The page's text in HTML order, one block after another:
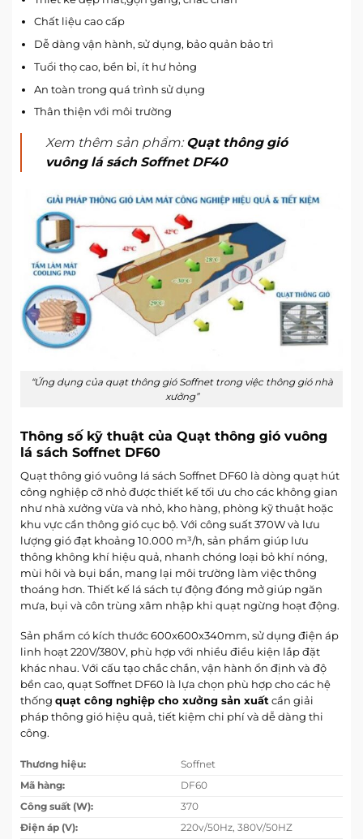
Chất liệu cao cấp
Dễ dàng vận hành, sử dụng, bảo quản bảo trì
Tuổi thọ cao, bền bỉ, ít hư hỏng
An toàn trong quá trình sử dụng
Thân thiện với môi trường
Xem thêm sản phẩm:Quạt thông gió
vuông lá sách Soffnet DF40
“Ứng dụng của quạt thông gió Soffnet trong việc thông gió nhà
xưởng”
Thông số kỹ thuật của Quạt thông gió vuông
lá sách Soffnet DF60
Quạt thông gió vuông lá sách Soffnet DF60 là dòng quạt hút
công nghiệp cỡ nhỏ được thiết kế tối ưu cho các không gian
như nhà xưởng vừa và nhỏ, kho hàng, phòng kỹ thuật hoặc
khu vực cần thông gió cục bộ. Với công suất 370W và lưu
lượng gió đạt khoảng 10.000 m³/h, sản phẩm giúp lưu
thông không khí hiệu quả, nhanh chóng loại bỏ khí nóng,
mùi hôi và bụi bẩn, mang lại môi trường làm việc thông
thoáng hơn. Thiết kế lá sách tự động đóng mở giúp ngăn
mưa, bụi và côn trùng xâm nhập khi quạt ngừng hoạt động.
Sản phẩm có kích thước 600x600x340mm, sử dụng điện áp
linh hoạt 220V/380V, phù hợp với nhiều điều kiện lắp đặt
khác nhau. Với cấu tạo chắc chắn, vận hành ổn định và độ
bền cao, quạt Soffnet DF60 là lựa chọn phù hợp cho các hệ
thống quạt công nghiệp cho xưởng sản xuất cần giải
pháp thông gió hiệu quả, tiết kiệm chi phí và dễ dàng thi
công.
Thương hiệu:
Soffnet
Mã hàng:
DF60
Công suất (W):
370
Điện áp (V):
220v/50Hz, 380V/50HZ